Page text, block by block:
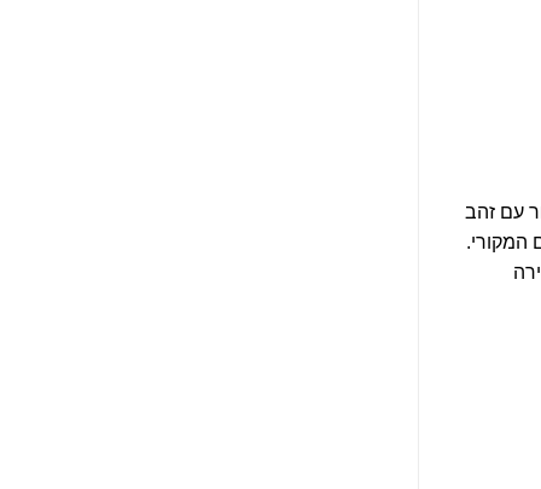
עם זהב
המקורי.